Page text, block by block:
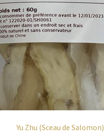
Yu Zhu (Sceau de Salomon)